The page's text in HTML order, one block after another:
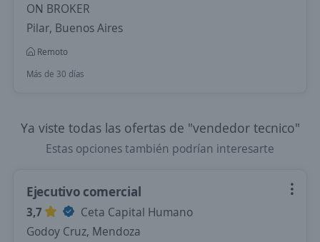
ON BROKER
Pilar, Buenos Aires
Remoto
Más de 30 días
Ya viste todas las ofertas de "vendedor tecnico"
Estas opciones también podrían interesarte
Ejecutivo comercial
3,7
Ceta Capital Humano
Godoy Cruz, Mendoza